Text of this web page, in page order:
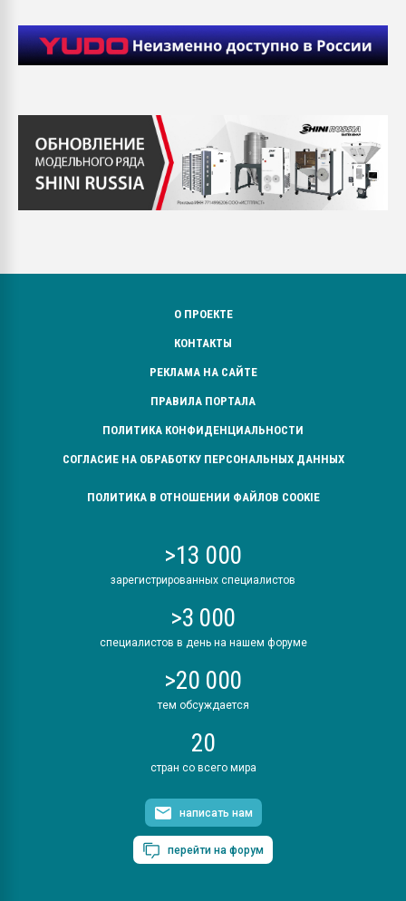
О ПРОЕКТЕ
КОНТАКТЫ
РЕКЛАМА НА САЙТЕ
ПРАВИЛА ПОРТАЛА
ПОЛИТИКА КОНФИДЕНЦИАЛЬНОСТИ
СОГЛАСИЕ НА ОБРАБОТКУ ПЕРСОНАЛЬНЫХ ДАННЫХ
ПОЛИТИКА В ОТНОШЕНИИ ФАЙЛОВ COOKIE
>13 000
зарегистрированных специалистов
>3 000
специалистов в день на нашем форуме
>20 000
тем обсуждается
20
стран со всего мира
написать нам
перейти на форум